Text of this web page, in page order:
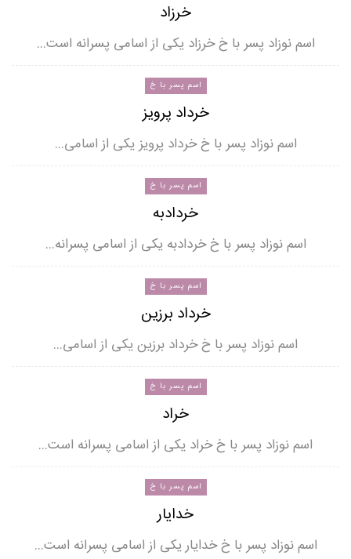
خرزاد
اسم نوزاد پسر با خ خرزاد یکی از اسامی پسرانه است…
اسم پسر با خ
خرداد پرویز
اسم نوزاد پسر با خ خرداد پرویز یکی از اسامی…
اسم پسر با خ
خردادبه
اسم نوزاد پسر با خ خردادبه یکی از اسامی پسرانه…
اسم پسر با خ
خرداد برزین
اسم نوزاد پسر با خ خرداد برزین یکی از اسامی…
اسم پسر با خ
خراد
اسم نوزاد پسر با خ خراد یکی از اسامی پسرانه است…
اسم پسر با خ
خدایار
اسم نوزاد پسر با خ خدایار یکی از اسامی پسرانه است…